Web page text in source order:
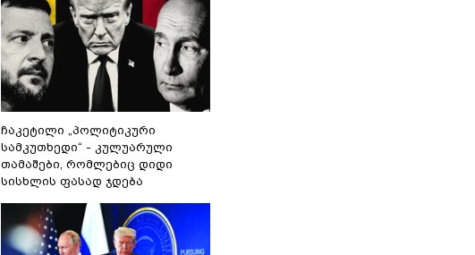
ჩაკეტილი „პოლიტიკური
სამკუთხედი“ - კულუარული
თამაშები, რომლებიც დიდი
სისხლის ფასად ჯდება